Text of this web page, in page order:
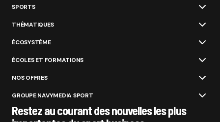
SPORTS
THÉMATIQUES
ÉCOSYSTÈME
ÉCOLES ET FORMATIONS
NOS OFFRES
GROUPE NAVYMEDIA SPORT
Restez au courant des nouvelles les plus